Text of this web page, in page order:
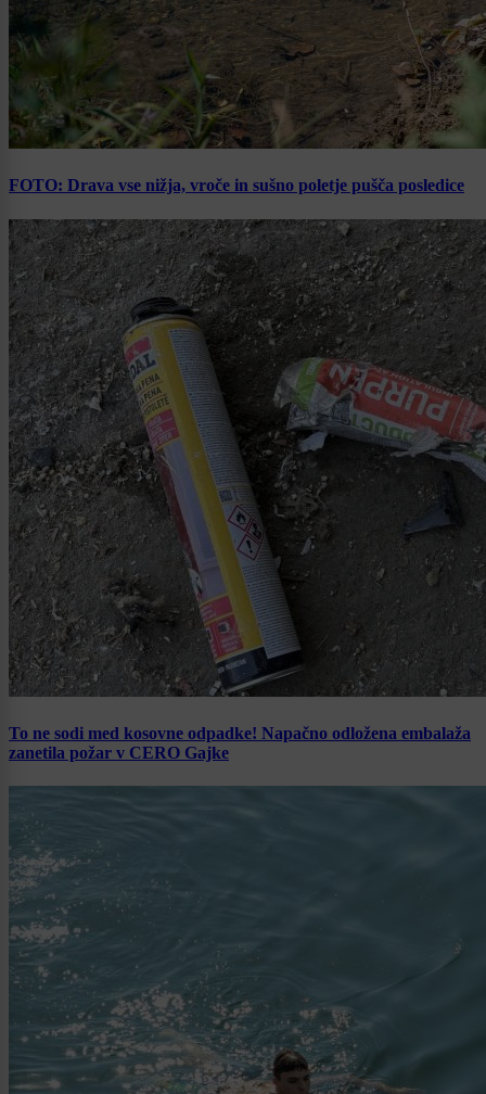
FOTO: Drava vse nižja, vroče in sušno poletje pušča posledice
To ne sodi med kosovne odpadke! Napačno odložena embalaža
zanetila požar v CERO Gajke